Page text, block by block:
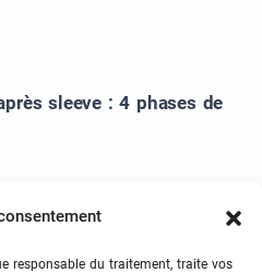
responsable du traitement, traite vos
sleeve : 4 phases de
sleeve: 5 clés pour éviter